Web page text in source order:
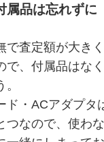
品は忘れずに
で査定額が大き
で、付属品はな
ド・ACアダプタ
つなので、使わ